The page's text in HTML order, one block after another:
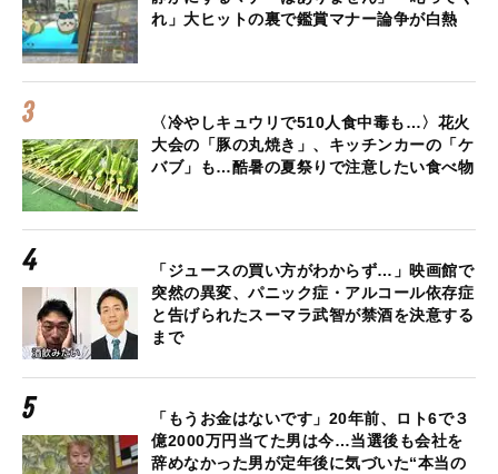
れ」大ヒットの裏で鑑賞マナー論争が白熱
〈冷やしキュウリで510人食中毒も…〉花火
大会の「豚の丸焼き」、キッチンカーの「ケ
バブ」も…酷暑の夏祭りで注意したい食べ物
「ジュースの買い方がわからず…」映画館で
突然の異変、パニック症・アルコール依存症
と告げられたスーマラ武智が禁酒を決意する
まで
「もうお金はないです」20年前、ロト6で３
億2000万円当てた男は今…当選後も会社を
辞めなかった男が定年後に気づいた“本当の